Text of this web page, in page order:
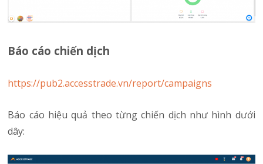
Báo cáo chiến dịch
https://pub2.accesstrade.vn/report/campaigns
Báo cáo hiệu quả theo từng chiến dịch như hình dưới
dây: